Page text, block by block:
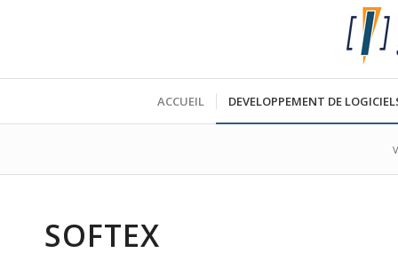
ACCUEIL DEVELOPPEMENT DE
SOFTEX